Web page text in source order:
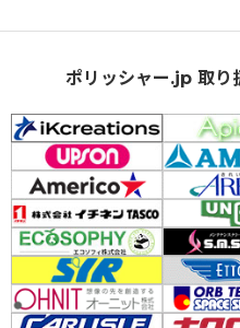
ポリッシャー.jp 取り